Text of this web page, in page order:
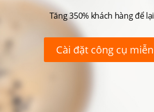
Tăng 350% khách hàng để
Cài đặt công cụ